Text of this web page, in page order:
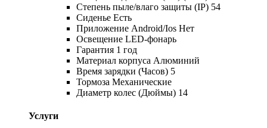
Степень пыле/влаго защиты (IP) 54
Сиденье Есть
Приложение Android/Ios Нет
Освещение LED-фонарь
Гарантия 1 год
Материал корпуса Алюминий
Время зарядки (Часов) 5
Тормоза Механические
Диаметр колес (Дюймы) 14
Услуги